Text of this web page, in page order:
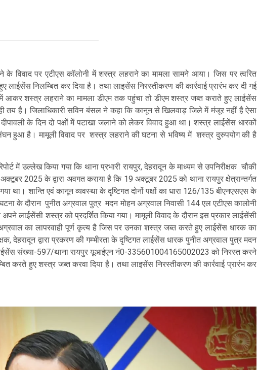
के विवाद पर एटीएस कॉलोनी में शस्त्र लहराने का मामला सामने आया। जिस पर त्वरित
निलम्बित कर दिया है। तथा लाइसेंस निरस्तीकरण की कार्रवाई प्रारंभ कर दी गई
आकर शस्त्र लहराने का मामला डीएम तक पहुंचा तो डीएम शस्त्र जब्त कराते हुए लाईसेंस
तय है। जिलाधिकारी सविन बंसल ने कहा कि कानून से खिलवाड़ जिले में मंजूर नहीं है ऐसा
के दिन दो पक्षों में पटाखा जलाने को लेकर विवाद हुआ था। शस्त्र लाईसेंस धारकों
हुआ है। मामूली विवाद पर शस्त्र लहराने की घटना से भविष्य में शस्त्र दुरुपयोग की है
में उल्लेख किया गया कि थाना प्रभारी रायपुर, देहरादून के माध्यम से उपनिरीक्षक चौकी
2025 के द्वारा अवगत कराया है कि 19 अक्टूबर 2025 को थाना रायपुर क्षेत्रान्तर्गत
था। शान्ति एवं कानून व्यवस्था के दृष्टिगत दोनों पक्षों का धारा 126/135 बीएनएसएस के
के दौरान पुनीत अग्रवाल पुत्र मदन मोहन अग्रवाल निवासी 144 एल एटीएस कालोनी
अपने लाईसेंसी शस्त्र को प्रदर्शित किया गया। मामूली विवाद के दौरान इस प्रकार लाईसेंसी
का लापरवाही पूर्ण कृत्य है जिस पर उनका शस्त्र जब्त करते हुए लाईसेंस धारक का
देहरादून द्वारा प्रकरण की गम्भीरता के दृष्टिगत लाईसेंस धारक पुनीत अग्रवाल पुत्र मदन
संख्या-597/थाना रायपुर यूआईएन नं0-335601004165002023 को निरस्त करने
करते हुए शस्त्र जब्त करवा दिया है। तथा लाइसेंस निरस्तीकरण की कार्रवाई प्रारंभ कर